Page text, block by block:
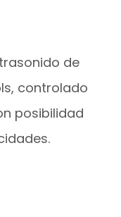
:
€.
de
controlado
posibilidad